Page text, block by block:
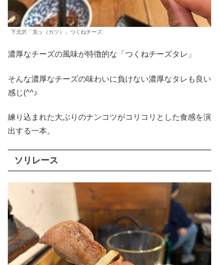
下北沢「克ッ（カツ）」つくねチーズ
濃厚なチーズの風味が特徴的な「つくねチーズタレ」
そんな濃厚なチーズの味わいに負けない濃厚なタレも良い
感じ(^^♪
練り込まれた大ぶりのナンコツがコリコリとした食感を演
出する一本。
ソリレース